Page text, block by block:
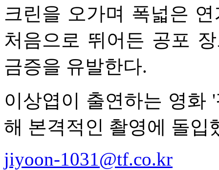
크린을 오가며 폭넓은
처음으로 뛰어든 공포
금증을 유발한다.
이상엽이 출연하는 영화
해 본격적인 촬영에 돌입
jiyoon-1031@tf.co.kr